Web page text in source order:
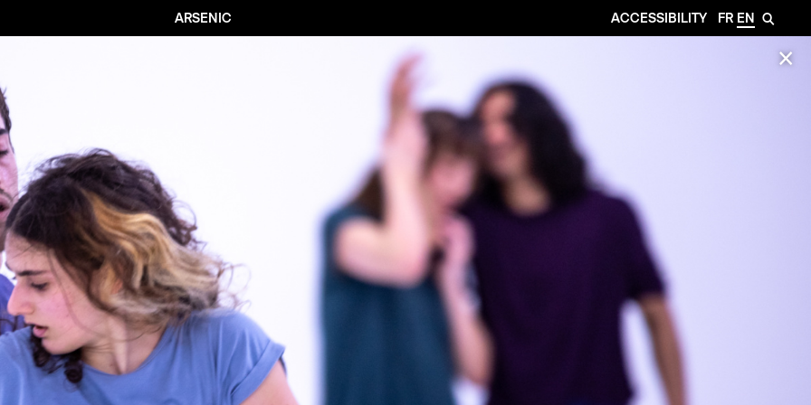
ARSENIC ACCESSIBILITY FR EN 🔎
✕